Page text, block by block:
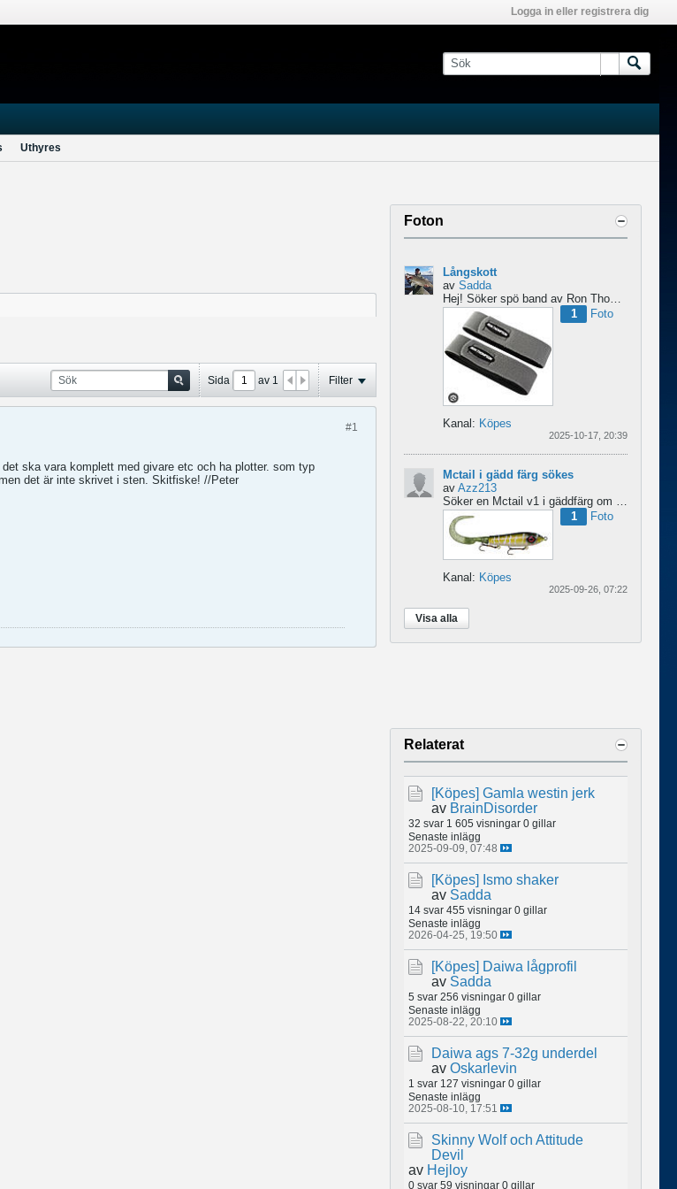
Logga in eller registrera dig
Uthyres
Sida av 1 Filter
#1
ska vara komplett med givare etc och ha plotter. som typ
det är inte skrivet i sten. Skitfiske! //Peter
Foton
Långskott
av Sadda
Hej! Söker spö band av Ron Thompson. Är de bara i hyfsat skick så köper jag gärna ett par....
1
Foto
Kanal: Köpes
2025-10-17, 20:39
Mctail i gädd färg sökes
av Azz213
1
Foto
Kanal: Köpes
2025-09-26, 07:22
Visa alla
Relaterat
[Köpes] Gamla westin jerk
av BrainDisorder
32 svar 1 605 visningar 0 gillar
Senaste inlägg
2025-09-09, 07:48
[Köpes] Ismo shaker
av Sadda
14 svar 455 visningar 0 gillar
Senaste inlägg
2026-04-25, 19:50
[Köpes] Daiwa lågprofil
av Sadda
5 svar 256 visningar 0 gillar
Senaste inlägg
2025-08-22, 20:10
Daiwa ags 7-32g underdel
av Oskarlevin
1 svar 127 visningar 0 gillar
Senaste inlägg
2025-08-10, 17:51
Skinny Wolf och Attitude
Devil
av Hejloy
0 svar 59 visningar 0 gillar